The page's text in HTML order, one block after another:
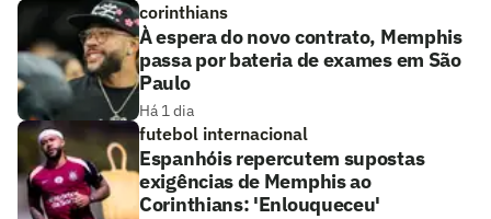
corinthians
À espera do novo contrato, Memphis
passa por bateria de exames em São
Paulo
Há 1 dia
futebol internacional
Espanhóis repercutem supostas
exigências de Memphis ao
Corinthians: 'Enlouqueceu'